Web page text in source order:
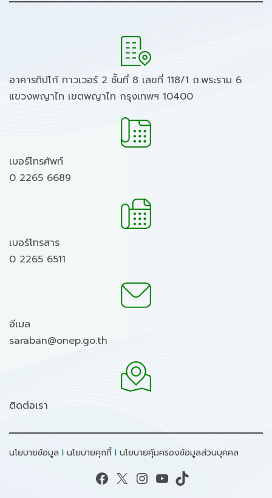
อาคารทิปโก้ ทาวเวอร์ 2 ชั้นที่ 8 เลขที่ 118/1 ถ.พระราม 6
แขวงพญาไท เขตพญาไท กรุงเทพฯ 10400
เบอร์โทรศัพท์
0 2265 6689
เบอร์โทรสาร
0 2265 6511
อีเมล
saraban@onep.go.th
ติดต่อเรา
นโยบายข้อมูล I นโยบายคุกกี้ I นโยบายคุ้มครองข้อมูลส่วนบุคคล
Facebook X Instagram YouTube TikTok